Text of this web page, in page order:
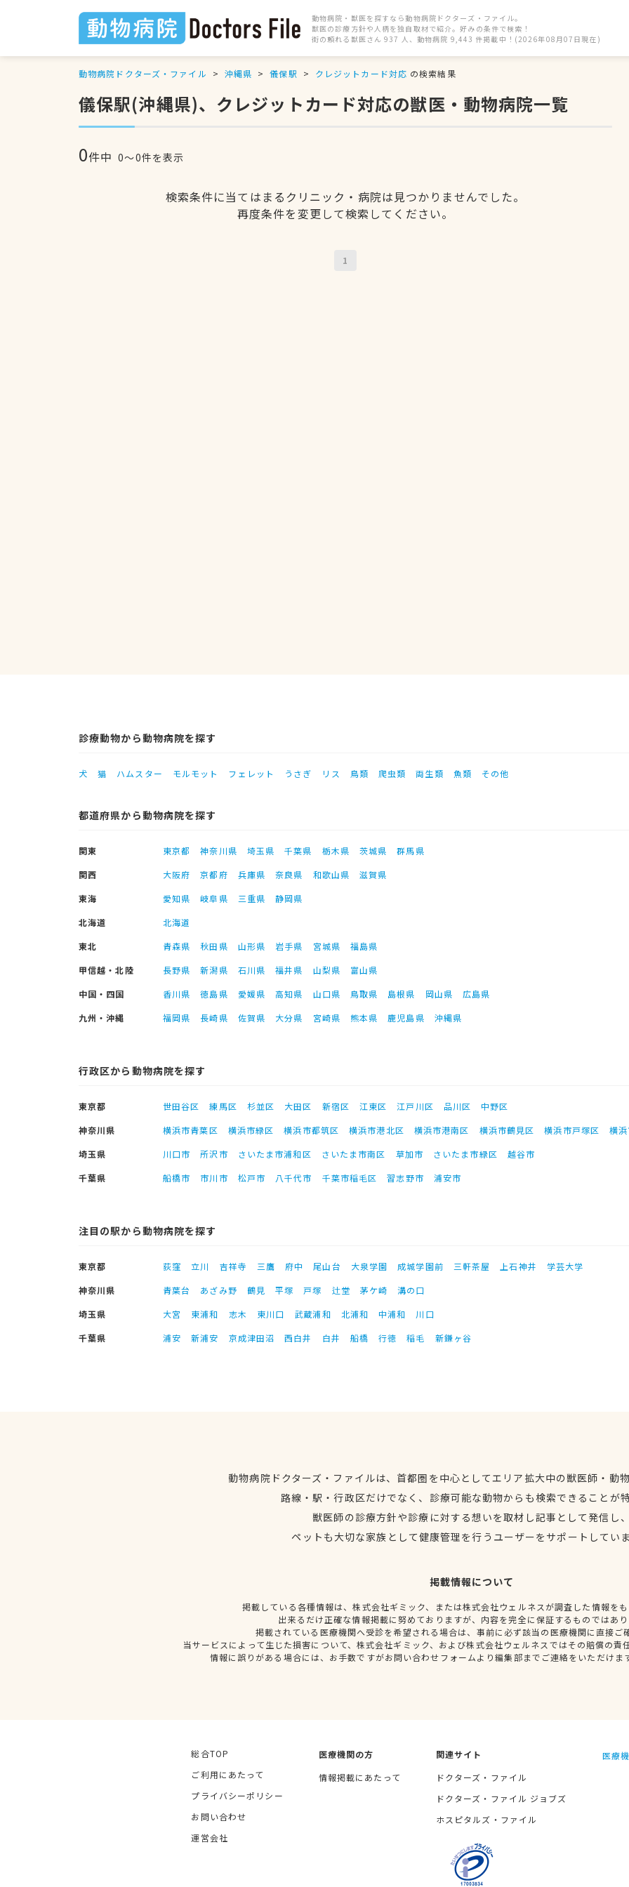
動物病院・獣医を探すなら動物病院ドクターズ・ファイル。
獣医の診療方針や人柄を独自取材で紹介。好みの条件で検索！
街の頼れる獣医さん 937 人、動物病院 9,443 件掲載中！(2026年08月07日現在)
動物病院ドクターズ・ファイル 沖縄県 儀保駅 クレジットカード対応 の検索結果
儀保駅(沖縄県)、クレジットカード対応の獣医・動物病院一覧
0件中 0〜0件を表示
検索条件に当てはまるクリニック・病院は見つかりませんでした。
再度条件を変更して検索してください。
1
診療動物から動物病院を探す
犬 猫 ハムスター モルモット フェレット うさぎ リス 鳥類 爬虫類 両生類 魚類 その他
都道府県から動物病院を探す
関東 東京都 神奈川県 埼玉県 千葉県 栃木県 茨城県
群馬県
関西
大阪府 京都府 兵庫県 奈良県 和歌山県
滋賀県
東海
愛知県 岐阜県 三重県
静岡県
北海道
北海道
東北
青森県 秋田県 山形県 岩手県 宮城県
福島県
甲信越・北陸
長野県 新潟県 石川県 福井県 山梨県
富山県
中国・四国
香川県 徳島県 愛媛県 高知県 山口県 鳥取県 島根県 岡山県
広島県
九州・沖縄
福岡県 長崎県 佐賀県 大分県 宮崎県 熊本県 鹿児島県 沖縄県
行政区から動物病院を探す
東京都 世田谷区 練馬区 杉並区 大田区 新宿区 江東区 江戸川区 品川区
中野区
神奈川県
横浜市青葉区 横浜市緑区 横浜市都筑区 横浜市港北区 横浜市港南区 横浜市鶴見区 横浜市戸塚区
横
埼玉県
川口市 所沢市 さいたま市浦和区 さいたま市南区 草加市 さいたま市緑区
越谷市
千葉県
船橋市 市川市 松戸市 八千代市 千葉市稲毛区 習志野市 浦安市
注目の駅から動物病院を探す
東京都 荻窪 立川 吉祥寺 三鷹 府中 尾山台 大泉学園 成城学園前 三軒茶屋 上石神井
学芸大学
神奈川県
青葉台 あざみ野 鶴見 平塚 戸塚 辻堂 茅ケ崎
溝の口
埼玉県
大宮 東浦和 志木 東川口 武蔵浦和 北浦和 中浦和
川口
千葉県
浦安 新浦安 京成津田沼 西白井 白井 船橋 行徳 稲毛 新鎌ヶ谷
動物病院ドクターズ・ファイルは、首都圏を中心としてエリア拡大中の獣医師・動
路線・駅・行政区だけでなく、診療可能な動物からも検索できることが
獣医師の診療方針や診療に対する想いを取材し記事として発信し
ペットも大切な家族として健康管理を行うユーザーをサポートしてい
掲載情報について
掲載している各種情報は、株式会社ギミック、または株式会社ウェルネスが調査した情報を
出来るだけ正確な情報掲載に努めておりますが、内容を完全に保証するものではあ
掲載されている医療機関へ受診を希望される場合は、事前に必ず該当の医療機関に直接ご
当サービスによって生じた損害について、株式会社ギミック、および株式会社ウェルネスではその賠償の責
情報に誤りがある場合には、お手数ですがお問い合わせフォームより編集部までご連絡をいただけま
総合TOP
ご利用にあたって
プライバシーポリシー
お問い合わせ
運営会社
医療機関の方
情報掲載にあたって
関連サイト
ドクターズ・ファイル
ドクターズ・ファイル ジョブズ
ホスピタルズ・ファイル
医療